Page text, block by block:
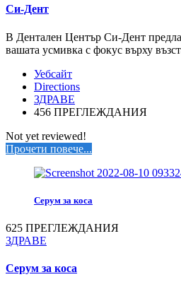
Си-Дент
В Дентален Център Си-Дент
вашата усмивка с фокус върху
Уебсайт
Directions
ЗДРАВЕ
456 ПРЕГЛЕЖДАНИЯ
Not yet reviewed!
Прочети повече...
Серум за коса
625 ПРЕГЛЕЖДАНИЯ
ЗДРАВЕ
Серум за коса